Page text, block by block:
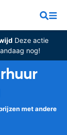
Deze actie
nog!
met andere